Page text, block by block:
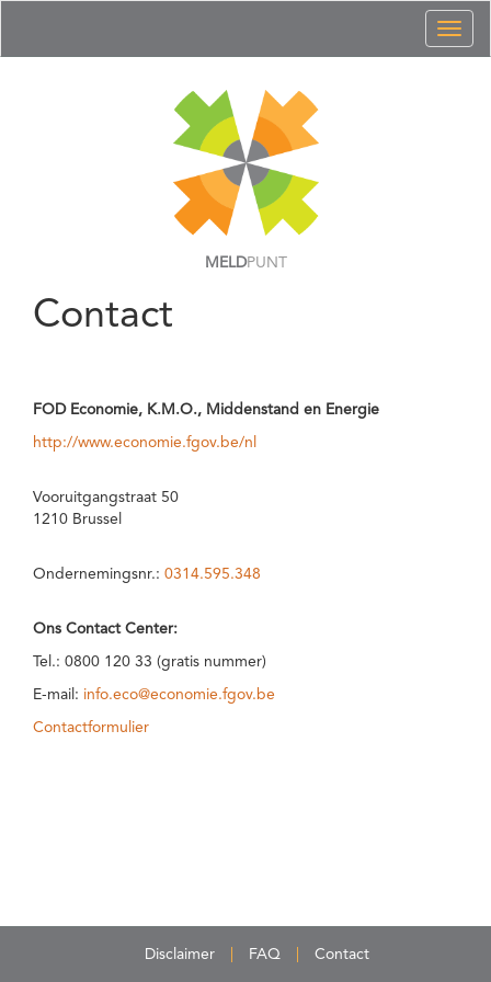
MELDPUNT
Contact
FOD Economie, K.M.O., Middenstand en Energie
http://www.economie.fgov.be/nl
Vooruitgangstraat 50
1210 Brussel
Ondernemingsnr.: 0314.595.348
Ons Contact Center:
Tel.: 0800 120 33 (gratis nummer)
E-mail: info.eco@economie.fgov.be
Contactformulier
Disclaimer FAQ Contact